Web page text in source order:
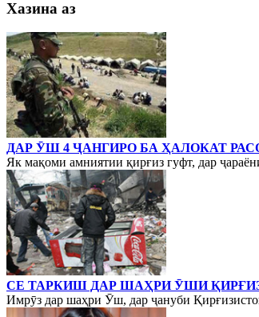
Хазина аз
ДАР ӮШ 4 ҶАНГИРО БА ҲАЛОКАТ
Як мақоми амниятии қирғиз гуфт, дар
СЕ ТАРКИШ ДАР ШАҲРИ ӮШИ
Имрӯз дар шаҳри Ӯш, дар ҷануби